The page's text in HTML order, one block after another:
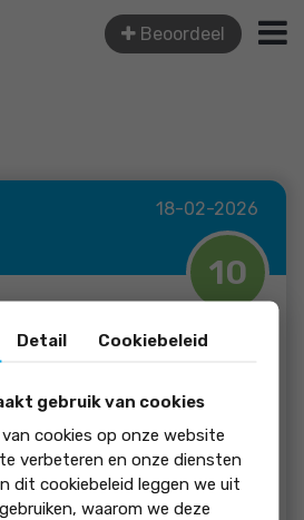
Beoordeel
18-02-2026
10
geholpen, kort...
korte lijntjes.
Detail Cookiebeleid
gebruik van cookies
van cookies op onze website
verbeteren en onze diensten
dit cookiebeleid leggen we uit
waarom we deze